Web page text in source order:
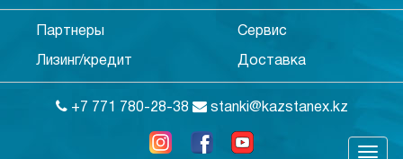
Партнеры Сервис
Лизинг/кредит Доставка
+7 771 780-28-38 stanki@kazstanex.kz